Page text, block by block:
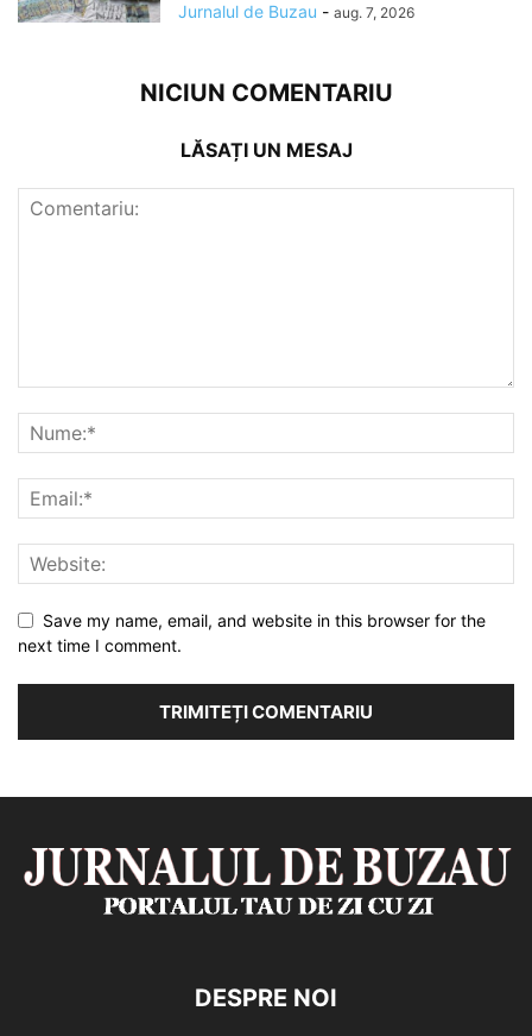
Jurnalul de Buzau - aug. 7, 2026
NICIUN COMENTARIU
LĂSAȚI UN MESAJ
Save my name, email, and website in this browser for the
next time I comment.
DESPRE NOI